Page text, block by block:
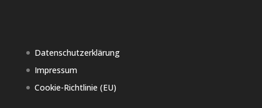
Datenschutzerklärung
Impressum
Cookie-Richtlinie (EU)